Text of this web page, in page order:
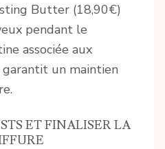
Butter (18,90€)
pendant le
associée aux
garantit un maintien
ET FINALISER LA